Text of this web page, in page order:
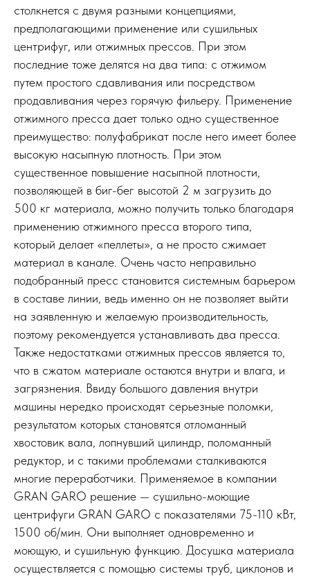
столкнется с двумя разными концепциями,
предполагающими применение или сушильных
центрифуг, или отжимных прессов. При этом
последние тоже делятся на два типа: с отжимом
путем простого сдавливания или посредством
продавливания через горячую фильеру. Применение
отжимного пресса дает только одно существенное
преимущество: полуфабрикат после него имеет более
высокую насыпную плотность. При этом
существенное повышение насыпной плотности,
позволяющей в биг-бег высотой 2 м загрузить до
500 кг материала, можно получить только благодаря
применению отжимного пресса второго типа,
который делает «пеллеты», а не просто сжимает
материал в канале. Очень часто неправильно
подобранный пресс становится системным барьером
в составе линии, ведь именно он не позволяет выйти
на заявленную и желаемую производительность,
поэтому рекомендуется устанавливать два пресса.
Также недостатками отжимных прессов является то,
что в сжатом материале остаются внутри и влага, и
загрязнения. Ввиду большого давления внутри
машины нередко происходят серьезные поломки,
результатом которых становятся отломанный
хвостовик вала, лопнувший цилиндр, поломанный
редуктор, и с такими проблемами сталкиваются
многие переработчики. Применяемое в компании
GRAN GARO решение — сушильно-моющие
центрифуги GRAN GARO с показателями 75-110 кВт,
1500 об/мин. Они выполняет одновременно и
моющую, и сушильную функцию. Досушка материала
осуществляется с помощью системы труб, циклонов и